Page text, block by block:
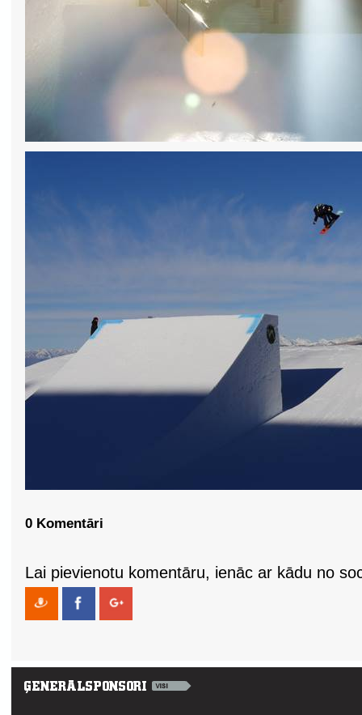
0 Komentāri
Lai pievienotu komentāru, ienāc ar kādu no